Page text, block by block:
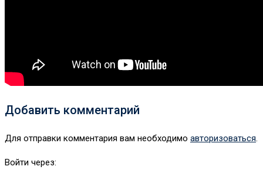
Добавить комментарий
Для отправки комментария вам необходимо авторизоваться
Войти через: